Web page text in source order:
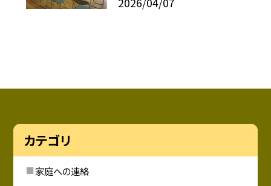
カテゴリ
家庭への連絡